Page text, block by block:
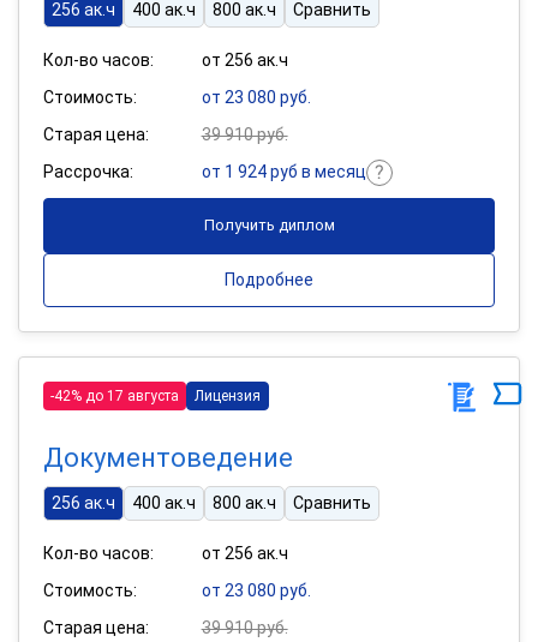
256 ак.ч 400 ак.ч 800 ак.ч Сравнить
Кол-во часов:
от 256 ак.ч
Стоимость:
от 23 080 руб.
Старая цена:
39 910 руб.
Рассрочка:
от 1 924 руб в месяц
Получить диплом
Подробнее
-42% до 17 августа Лицензия
Документоведение
256 ак.ч 400 ак.ч 800 ак.ч Сравнить
Кол-во часов:
от 256 ак.ч
Стоимость:
от 23 080 руб.
Старая цена:
39 910 руб.